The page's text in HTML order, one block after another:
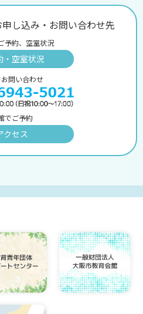
し込み・お問い合わせ先
予約、空室状況
・空室状況
問い合わせ
でご予約
クセス